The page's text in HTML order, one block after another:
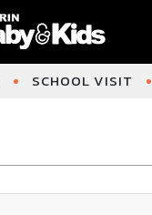
SCHOOL VISIT